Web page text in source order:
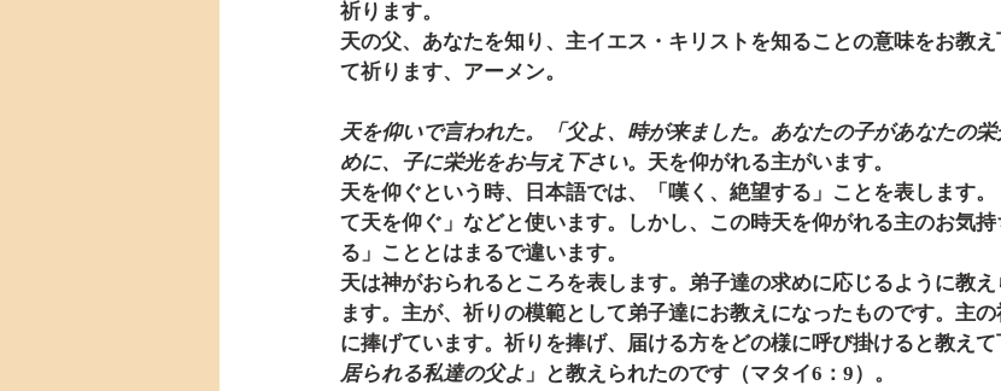
祈ります。
天の父、あなたを知り、主イエス・キリストを知ることの意味をお教
て祈ります、アーメン。
天を仰いで言われた。「父よ、時が来ました。あなたの子があなたの
めに、子に栄光をお与え下さい。 天を仰がれる主がいます。
天を仰ぐという時、日本語では、「嘆く、絶望する」ことを表します
て天を仰ぐ」などと使います。しかし、この時天を仰がれる主のお気
る」こととはまるで違います。
天は神がおられるところを表します。弟子達の求めに応じるように教
ます。主が、祈りの模範として弟子達にお教えになったものです。主
に捧げています。祈りを捧げ、届ける方をどの様に呼び掛けると教えて
居られる私達の父よ 」と教えられたのです（マタイ6：9）。